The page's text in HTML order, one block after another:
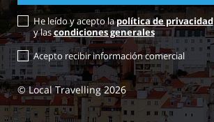
He leído y acepto lapolítica de privacidad
y lascondiciones generales
Acepto recibir información comercial
© Local Travelling 2026